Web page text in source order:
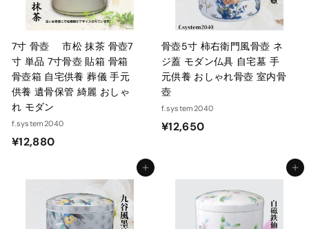
7寸 骨壺 市松 抹茶 骨壺7
寸 単品 7寸骨壺 貼箱 骨箱
骨壺箱 自宅供養 葬儀 手元
供養 遺骨保管 綺麗 おしゃ
れ モダン
f.system2040
¥12,880¥
,
8
骨壺5寸 柿右衛門風骨壺 ネ
ジ蓋 モダン仏具 自宅墓 手
元供養 おしゃれ骨壺 室内骨
壺
f.system2040
¥12,650¥
,
6
5
カートに入れる カートに入れる